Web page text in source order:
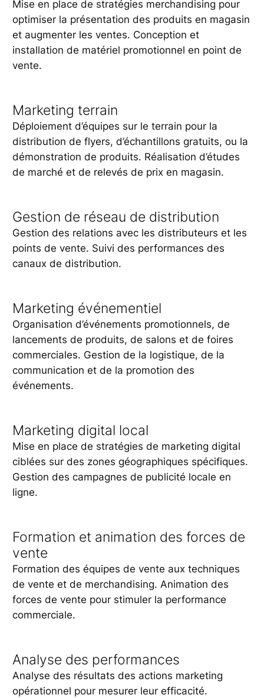
Mise en place de stratégies merchandising pour
optimiser la présentation des produits en magasin
et augmenter les ventes. Conception et
installation de matériel promotionnel en point de
vente.
Marketing terrain
Déploiement d’équipes sur le terrain pour la
distribution de flyers, d’échantillons gratuits, ou la
démonstration de produits. Réalisation d’études
de marché et de relevés de prix en magasin.
Gestion de réseau de distribution
Gestion des relations avec les distributeurs et les
points de vente. Suivi des performances des
canaux de distribution.
Marketing événementiel
Organisation d’événements promotionnels, de
lancements de produits, de salons et de foires
commerciales. Gestion de la logistique, de la
communication et de la promotion des
événements.
Marketing digital local
Mise en place de stratégies de marketing digital
ciblées sur des zones géographiques spécifiques.
Gestion des campagnes de publicité locale en
ligne.
Formation et animation des forces de
vente
Formation des équipes de vente aux techniques
de vente et de merchandising. Animation des
forces de vente pour stimuler la performance
commerciale.
Analyse des performances
Analyse des résultats des actions marketing
opérationnel pour mesurer leur efficacité.